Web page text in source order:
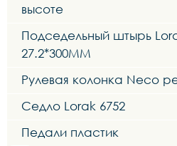
высоте
Подседельный штырь
27.2*300MM
Рулевая колонка Neco
Седло Lorak 6752
Педали пластик